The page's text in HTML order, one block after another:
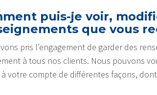
puis-je voir,
que vous
pris l’engagement de garder des
à tous nos clients. Nous pouvons
votre compte de différentes façons,